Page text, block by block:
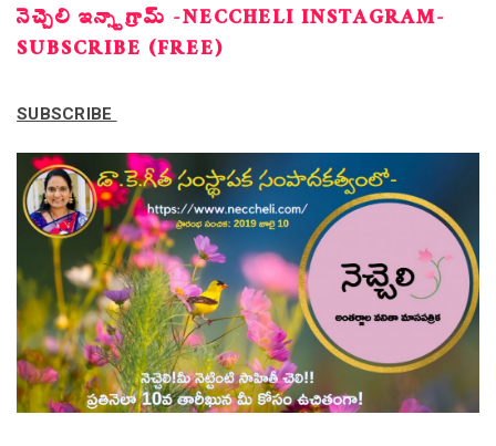
నెచ్చెలి ఇన్స్టాగ్రామ్ -NECCHELI INSTAGRAM-
SUBSCRIBE (FREE)
SUBSCRIBE